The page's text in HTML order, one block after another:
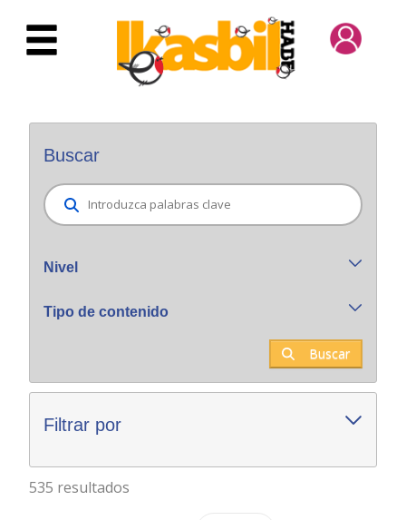
Saltar al contenido principal
Buscar
Nivel
Tipo de contenido
Buscar
Filtrar por
535 resultados